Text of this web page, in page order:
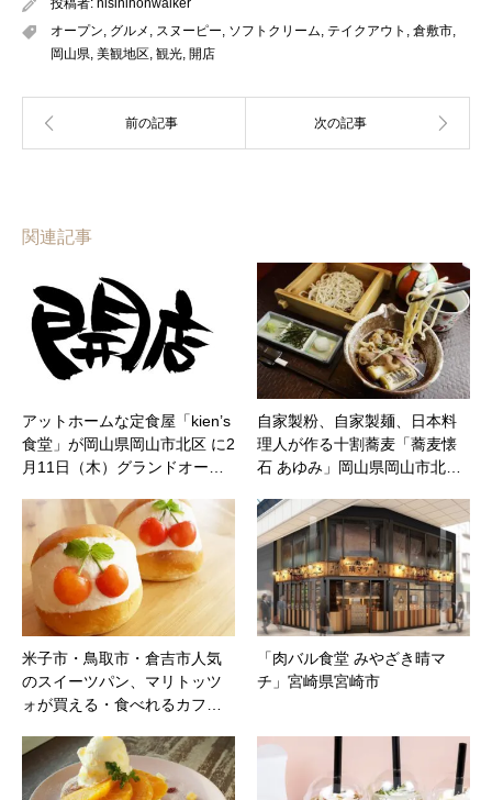
オープン グルメ スヌーピー ソフトクリーム テイクアウト 倉敷市
岡山県 美観地区 観光 開店
関連記事
アットホームな定食屋「kien’s
食堂」が岡山県岡山市北区 に2
月11日（木）グランドオー…
自家製粉、自家製麺、日本料
理人が作る十割蕎麦「蕎麦懐
石 あゆみ」岡山県岡山市北…
米子市・鳥取市・倉吉市人気
のスイーツパン、マリトッツ
ォが買える・食べれるカフ…
「肉バル食堂 みやざき晴マ
チ」宮崎県宮崎市